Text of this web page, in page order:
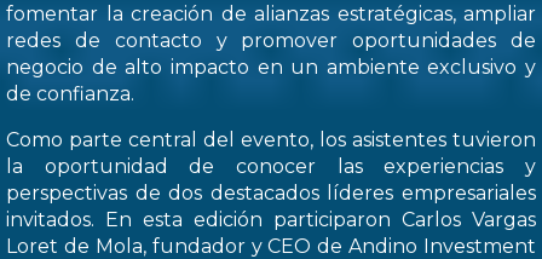
fomentar la creación de alianzas estratégicas, ampliar
redes de contacto y promover oportunidades de
negocio de alto impacto en un ambiente exclusivo y
de confianza.
Como parte central del evento, los asistentes tuvieron
la oportunidad de conocer las experiencias y
perspectivas de dos destacados líderes empresariales
invitados. En esta edición participaron Carlos Vargas
Loret de Mola, fundador y CEO de Andino Investment